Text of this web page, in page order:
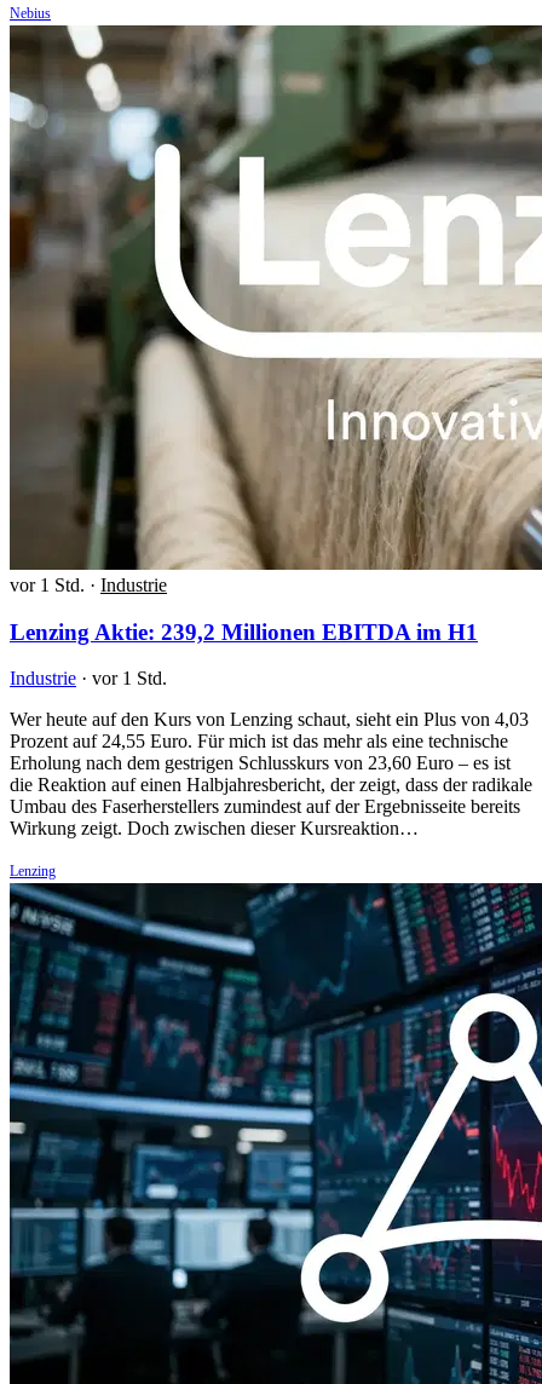
Nebius
vor 1 Std. · Industrie
Lenzing Aktie: 239,2 Millionen EBITDA im H1
Industrie · vor 1 Std.
Wer heute auf den Kurs von Lenzing schaut, sieht ein Plus von 4,03
Prozent auf 24,55 Euro. Für mich ist das mehr als eine technische
Erholung nach dem gestrigen Schlusskurs von 23,60 Euro – es ist
die Reaktion auf einen Halbjahresbericht, der zeigt, dass der radikale
Umbau des Faserherstellers zumindest auf der Ergebnisseite bereits
Wirkung zeigt. Doch zwischen dieser Kursreaktion…
Lenzing